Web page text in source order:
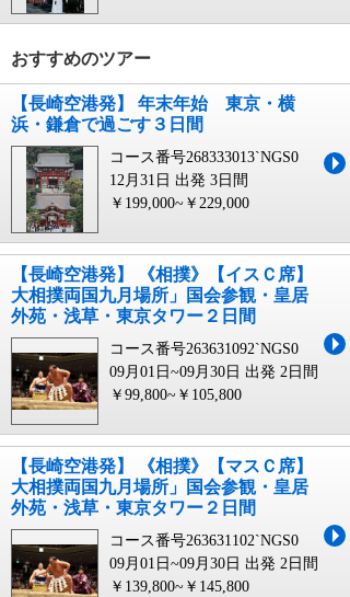
おすすめのツアー
【長崎空港発】 年末年始 東京・横
浜・鎌倉で過ごす３日間
コース番号268333013`NGS0
12月31日 出発 3日間
￥199,000~￥229,000
【長崎空港発】 《相撲》【イスＣ席】
大相撲両国九月場所」国会参観・皇居
外苑・浅草・東京タワー２日間
コース番号263631092`NGS0
09月01日~09月30日 出発 2日間
￥99,800~￥105,800
【長崎空港発】 《相撲》【マスＣ席】
大相撲両国九月場所」国会参観・皇居
外苑・浅草・東京タワー２日間
コース番号263631102`NGS0
09月01日~09月30日 出発 2日間
￥139,800~￥145,800